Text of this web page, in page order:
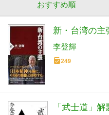
おすすめ順
新・台湾の主
李登輝
249
「武士道」